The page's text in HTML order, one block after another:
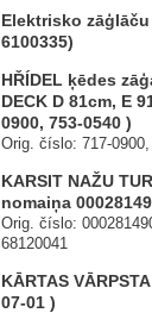
Elektrisko
6100335)
HŘÍDEL ķēdes
DECK D 81cm, E
0900, 753-0540 )
Orig. číslo: 717-
KARSIT NAŽU
nomaiņa
Orig. číslo:
68120041
KĀRTAS
07-01 )